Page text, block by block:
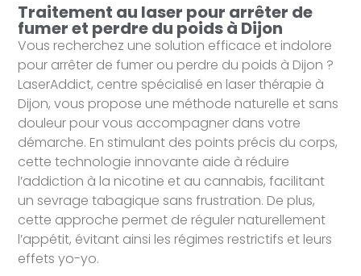
Traitement au laser pour arrêter de
fumer et perdre du poids à Dijon
Vous recherchez une solution efficace et indolore
pour arrêter de fumer ou perdre du poids à Dijon ?
LaserAddict, centre spécialisé en laser thérapie à
Dijon, vous propose une méthode naturelle et sans
douleur pour vous accompagner dans votre
démarche. En stimulant des points précis du corps,
cette technologie innovante aide à réduire
l’addiction à la nicotine et au cannabis, facilitant
un sevrage tabagique sans frustration. De plus,
cette approche permet de réguler naturellement
l’appétit, évitant ainsi les régimes restrictifs et leurs
effets yo-yo.